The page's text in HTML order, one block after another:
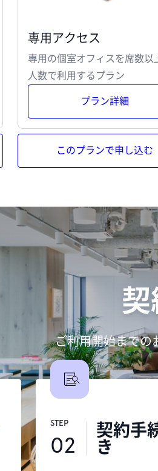
専用アクセス
専用の個室オフィスを席数以
人数で利用するプラン
プラン詳細
このプランで申し込む
ご利用開始までの
STEP
02
契約手
き